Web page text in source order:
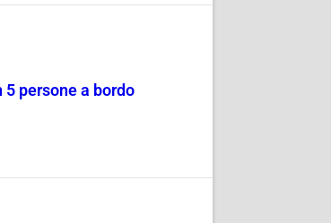
5 persone a bordo